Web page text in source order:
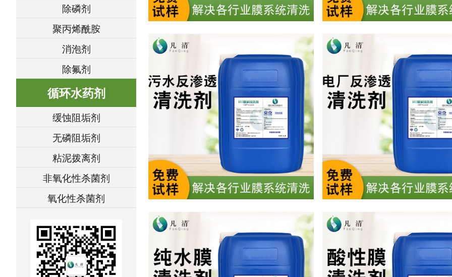
除磷剂
聚丙烯酰胺
消泡剂
除氟剂
循环水药剂
缓蚀阻垢剂
无磷阻垢剂
粘泥拨离剂
非氧化性杀菌剂
氧化性杀菌剂